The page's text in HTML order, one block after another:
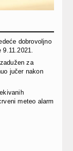
dobrovoljno
za
jučer nakon
meteo alarm